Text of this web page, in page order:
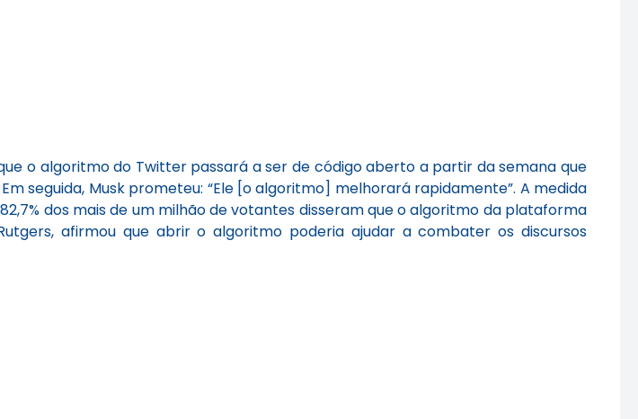
o algoritmo do Twitter passará a ser de código aberto a partir da semana que
seguida, Musk prometeu: “Ele [o algoritmo] melhorará rapidamente”. A medida
dos mais de um milhão de votantes disseram que o algoritmo da plataforma
afirmou que abrir o algoritmo poderia ajudar a combater os discursos